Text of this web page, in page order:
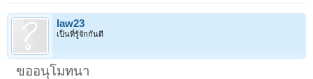
law23
เป็นที่รู้จักกันดี
ขออนุโมทนา